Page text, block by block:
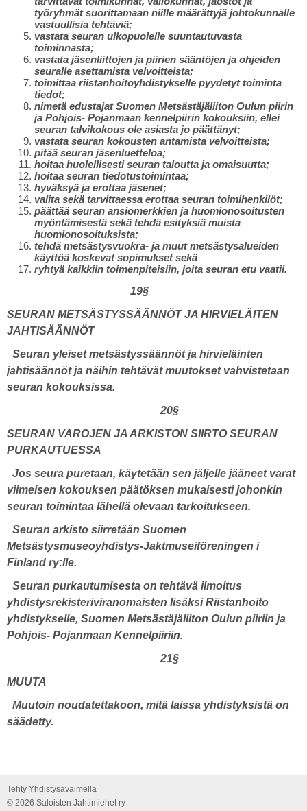
työryhmät suorittamaan niille määrättyjä johtokunnalle
vastuullisia tehtäviä;
vastata seuran ulkopuolelle suuntautuvasta
toiminnasta;
vastata jäsenliittojen ja piirien sääntöjen ja ohjeiden
seuralle asettamista velvoitteista;
toimittaa riistanhoitoyhdistykselle pyydetyt toiminta
tiedot;
nimetä edustajat Suomen Metsästäjäliiton Oulun piirin
ja Pohjois- Pojanmaan kennelpiirin kokouksiin, ellei
seuran talvikokous ole asiasta jo päättänyt;
vastata seuran kokousten antamista velvoitteista;
pitää seuran jäsenluetteloa;
hoitaa huolellisesti seuran taloutta ja omaisuutta;
hoitaa seuran tiedotustoimintaa;
hyväksyä ja erottaa jäsenet;
valita sekä tarvittaessa erottaa seuran toimihenkilöt;
päättää seuran ansiomerkkien ja huomionosoitusten
myöntämisestä sekä tehdä esityksiä muista
huomionosoituksista;
tehdä metsästysvuokra- ja muut metsästysalueiden
käyttöä koskevat sopimukset sekä
ryhtyä kaikkiin toimenpiteisiin, joita seuran etu vaatii.
19§
SEURAN METSÄSTYSSÄÄNNÖT JA HIRVIELÄITEN
JAHTISÄÄNNÖT
Seuran yleiset metsästyssäännöt ja hirvieläinten
jahtisäännöt ja näihin tehtävät muutokset vahvistetaan
seuran kokouksissa.
20§
SEURAN VAROJEN JA ARKISTON SIIRTO SEURAN
PURKAUTUESSA
Jos seura puretaan, käytetään sen jäljelle jääneet varat
viimeisen kokouksen päätöksen mukaisesti johonkin
seuran toimintaa lähellä olevaan tarkoitukseen.
Seuran arkisto siirretään Suomen
Metsästysmuseoyhdistys-Jaktmuseiföreningen i
Finland ry:lle.
Seuran purkautumisesta on tehtävä ilmoitus
yhdistysrekisteriviranomaisten lisäksi Riistanhoito
yhdistykselle, Suomen Metsästäjäliiton Oulun piiriin ja
Pohjois- Pojanmaan Kennelpiiriin.
21§
MUUTA
Muutoin noudatettakoon, mitä laissa yhdistyksistä on
säädetty.
Tehty Yhdistysavaimella
© 2026 Saloisten Jahtimiehet ry